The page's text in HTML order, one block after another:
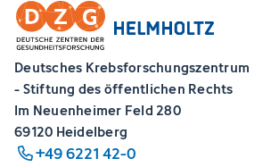
Deutsches Krebsforschungszentrum
- Stiftung des öffentlichen Rechts
Im Neuenheimer Feld 280
69120 Heidelberg
+49 6221 42-0